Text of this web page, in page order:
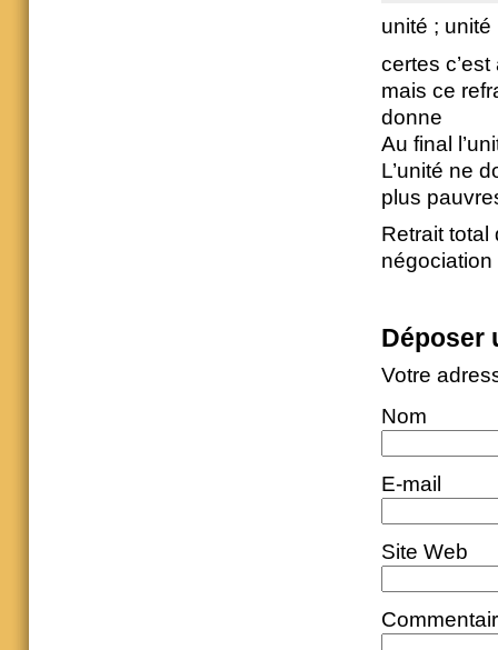
unité ; unité
certes
mais ce
donne
Au final
L’unité ne
plus
Retrait total
Déposer
Votre
Nom
E-mail
Site Web